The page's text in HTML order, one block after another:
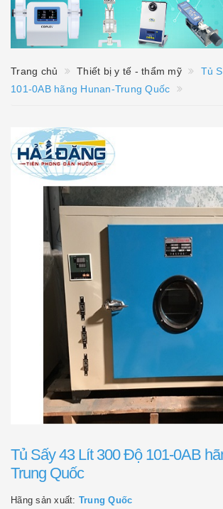
Trang chủ Thiết bị y tế - thẩm mỹ
Tủ
101-0AB hãng Hunan-Trung Quốc
Tủ Sấy 43 Lít 300 Độ 101-0AB
Trung Quốc
Hãng sản xuất: Trung Quốc